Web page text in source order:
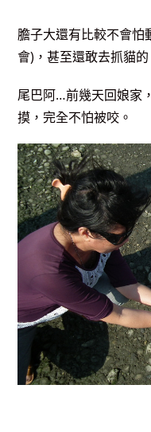
膽子大還有比較不會怕
會)，甚至還敢去抓貓的
尾巴阿…前幾天回娘家
摸，完全不怕被咬。